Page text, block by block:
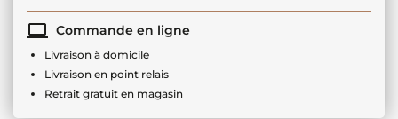
Commande en ligne
Livraison à domicile
Livraison en point relais
Retrait gratuit en magasin